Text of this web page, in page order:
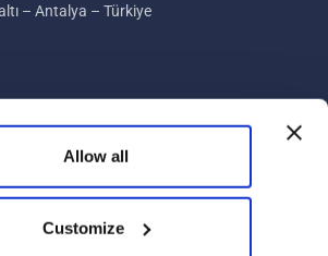
Allow all
Customize
– Antalya – Türkiye
Merhaba, size nasıl yardımcı